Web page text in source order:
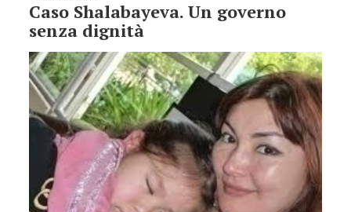
Caso Shalabayeva. Un governo
senza dignità